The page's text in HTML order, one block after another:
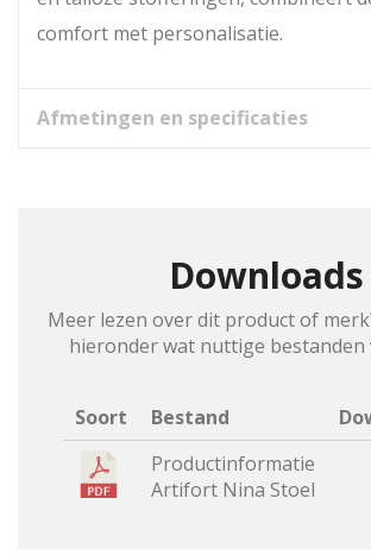
comfort met personalisatie.
Afmetingen en specificaties
Downloads
Meer lezen over dit product of
hieronder wat nuttige bestanden
Soort Bestand
Productinformatie
Artifort Nina Stoel